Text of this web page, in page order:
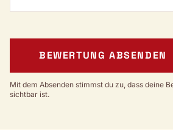
BEWERTUNG ABSENDEN
Mit dem Absenden stimmst du zu, dass deine
sichtbar ist.